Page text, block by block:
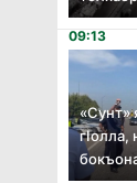
09:13
«Сунт»
гӏолла,